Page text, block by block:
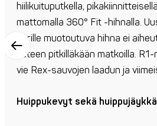
hiilikuituputkella,
mat­tomalla 360° Fit -hihnalla.
pärille muotoutuva hihna ei
käteen pitkilläkään matkoilla.
vie Rex-sau­vojen laa­dun ja
Huippukevyt sekä huippujäykkä